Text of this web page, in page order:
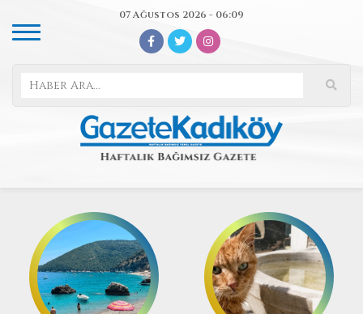
07 Ağustos 2026 - 06:09